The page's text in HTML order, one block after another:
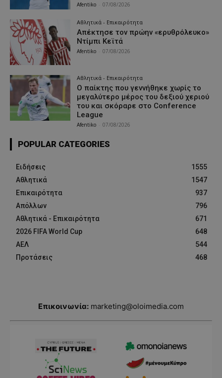
Afentiko 07/08/2026
Αθλητικά - Επικαιρότητα
Απέκτησε τον πρώην «ερυθρόλευκο»
Ντίμπι Κεϊτά
Afentiko 07/08/2026
Αθλητικά - Επικαιρότητα
Ο παίκτης που γεννήθηκε χωρίς το
μεγαλύτερο μέρος του δεξιού χεριού
του και σκόραρε στο Conference
League
Afentiko 07/08/2026
POPULAR CATEGORIES
Ειδήσεις
1555
Αθλητικά
1547
Επικαιρότητα
937
Απόλλων
796
Αθλητικά - Επικαιρότητα
671
2026 FIFA World Cup
648
ΑΕΛ
544
Προτάσεις
468
Επικοινωνία: marketing@oloimedia.com